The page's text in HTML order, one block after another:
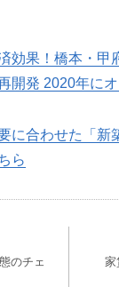
効果！橋本・甲
開発 2020年に
に合わせた「新
ら
のチェ
家